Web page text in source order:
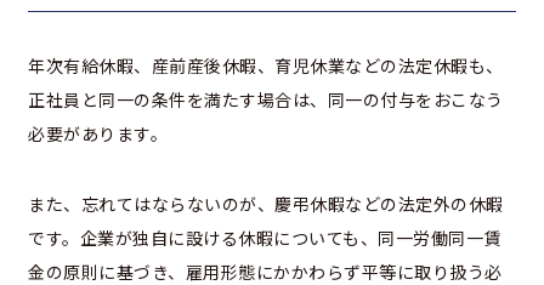
年次有給休暇、産前産後休暇、育児休業などの法定休暇も、
正社員と同一の条件を満たす場合は、同一の付与をおこなう
必要があります。
また、忘れてはならないのが、慶弔休暇などの法定外の休暇
です。企業が独自に設ける休暇についても、同一労働同一賃
金の原則に基づき、雇用形態にかかわらず平等に取り扱う必